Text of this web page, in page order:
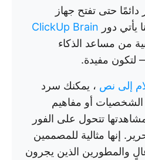
دائمًا حتى تفتح جهاز
يأتي دور ClickUp Brain
من مساعد الذكاء
إلى نص ، يمكنك سرد
الشخصيات أو مفاهيم
تتحول على الفور
إنها مثالية للمصممين
والمطورين الذين يجرون